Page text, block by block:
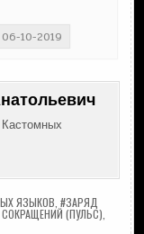
06-10-2019
ЯЗЫКОВ #ЗАРЯД
(ПУЛЬС)